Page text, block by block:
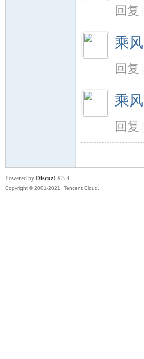
回复 |
乘风
回复 |
乘风
回复 |
Powered by Discuz! X3.4
Copyright © 2001-2021, Tencent Cloud.